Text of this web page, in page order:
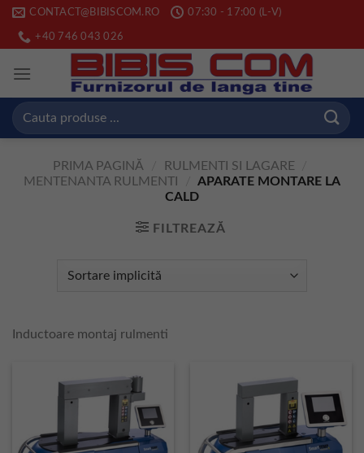
Skip
content
CONTACT@BIBISCOM.RO 07:30 - 17:00 (L-V)
+40 746 043 026
Caută
PRIMA PAGINĂ RULMENTI SI LAGARE
MENTENANTA RULMENTI
APARATE MONTARE LA
CALD
FILTREAZĂ
Inductoare montaj rulmenti